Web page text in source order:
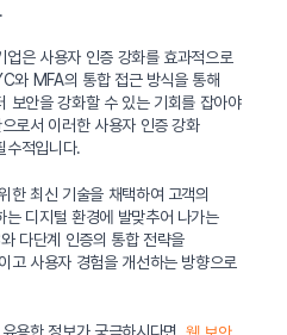
은 사용자 인증 강화를 효과적으로
와 MFA의 통합 접근 방식을 통해
보안을 강화할 수 있는 기회를 잡아야
로서 이러한 사용자 인증 강화
수적입니다.
한 최신 기술을 채택하여 고객의
디지털 환경에 발맞추어 나가는
다단계 인증의 통합 전략을
고 사용자 경험을 개선하는 방향으로